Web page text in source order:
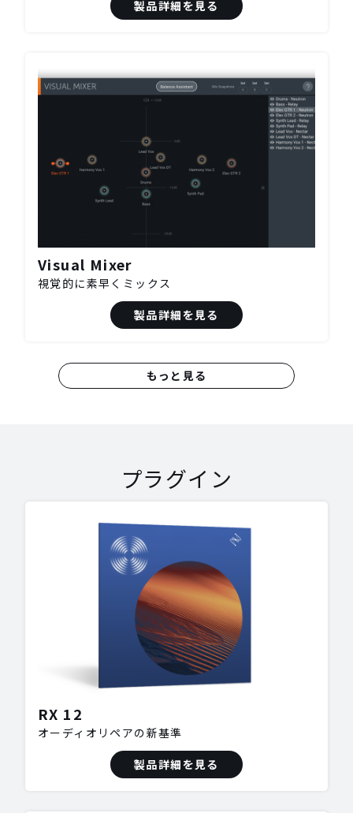
製品詳細を見る
Visual Mixer
視覚的に素早くミックス
製品詳細を見る
もっと見る
プラグイン
RX 12
オーディオリペアの新基準
製品詳細を見る